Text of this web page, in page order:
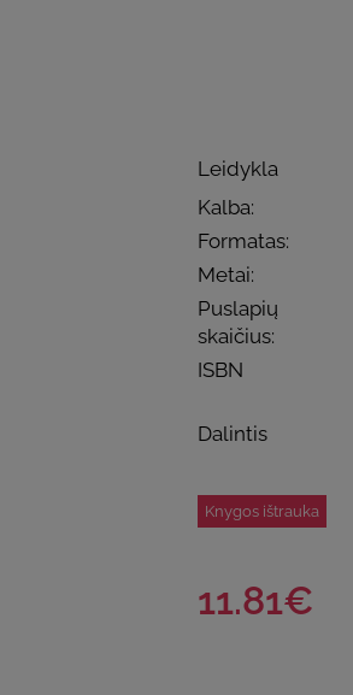
Leidykla
Kalba:
Formatas:
Metai:
Puslapių
skaičius:
ISBN
Dalintis
Knygos ištrauka
11.81€